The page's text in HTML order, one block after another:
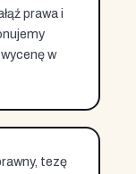
prawa i
w
tezę